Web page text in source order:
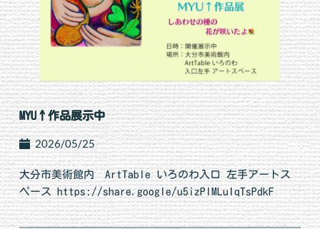
MYU↑作品展示中
2026/05/25
大分市美術館内 ArtTable いろのわ入口 左手アートス
ペース https://share.google/u5izPlMLuIqTsPdkF